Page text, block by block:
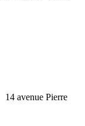
14 avenue Pierre